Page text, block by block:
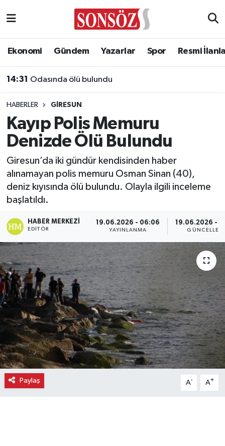
Ekonomi Gündem Yazarlar Spor Resmi
14:31 Odasında ölü bulundu
HABERLER GIRESUN
Kayıp Polis Memuru
Denizde Ölü Bulundu
Giresun’da iki gündür kendisinden haber
alınamayan polis memuru Osman Sinan (40),
deniz kıyısında ölü bulundu. Olayla ilgili inceleme
başlatıldı.
HABER MERKEZI
EDITÖR
19.06.2026 - 06:06
YAYINLANMA
19.06.2026 -
Paylaş A- A+
Asayiş
Biyografi
Çevre
Diğer
Dünya
Eğitim
Ekonomi
Eleman
Emlak
Gündem
Gurme
Haber
Ankara Nöbetçi Eczaneler
Ankara Trafik Yoğunluk Haritası
Süper Lig Puan Durumu ve Fikstür
Tüm Manşetler
Son Dakika Haberleri
Haber Arşivi